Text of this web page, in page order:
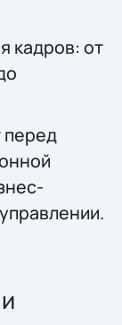
кадров: от
перед